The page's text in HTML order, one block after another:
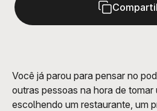
Você já parou para pensar no
outras pessoas na hora de tomar
escolhendo um restaurante, um